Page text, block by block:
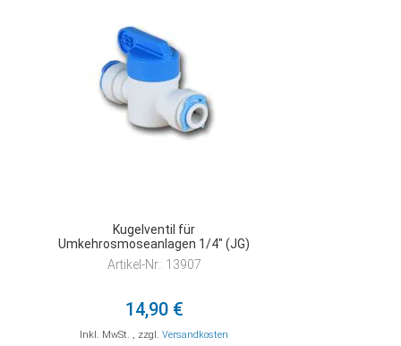
Kugelventil für
Umkehrosmoseanlagen 1/4" (JG)
Artikel-Nr.: 13907
14,90 €
Inkl. MwSt. , zzgl.Versandkosten